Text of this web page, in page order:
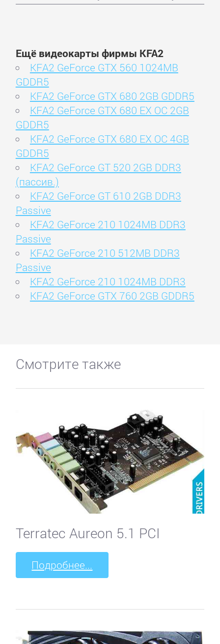
Ещё видеокарты фирмы KFA2
KFA2 GeForce GTX 560 1024MB
GDDR5
KFA2 GeForce GTX 680 2GB GDDR5
KFA2 GeForce GTX 680 EX OC 2GB
GDDR5
KFA2 GeForce GTX 680 EX OC 4GB
GDDR5
KFA2 GeForce GT 520 2GB DDR3
(пассив.)
KFA2 GeForce GT 610 2GB DDR3
Passive
KFA2 GeForce 210 1024MB DDR3
Passive
KFA2 GeForce 210 512MB DDR3
Passive
KFA2 GeForce 210 1024MB DDR3
KFA2 GeForce GTX 760 2GB GDDR5
Смотрите также
Terratec Aureon 5.1 PCI
Подробнее...